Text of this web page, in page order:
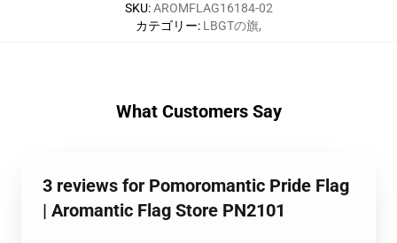
SKU:AROMFLAG16184-02
カテゴリー: LBGTの旗,
What Customers Say
3 reviews for Pomoromantic Pride Flag
| Aromantic Flag Store PN2101